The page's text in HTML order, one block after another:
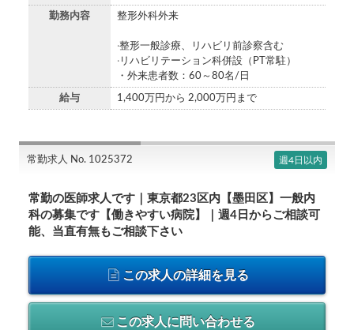
勤務内容 整形外科外来
‧整形⼀般診療、リハビリ前診察含む
‧リハビリテーション科併設（PT常駐）
・外来患者数：60～80名/日
給与 1,400万円から 2,000万円まで
常勤求人 No. 1025372 週4日以内
常勤の医師求人です｜東京都23区内【墨田区】一般内
科の募集です【働きやすい病院】｜週4日からご相談可
能、当直有無もご相談下さい
この求人の詳細を見る
この求人に問い合わせる